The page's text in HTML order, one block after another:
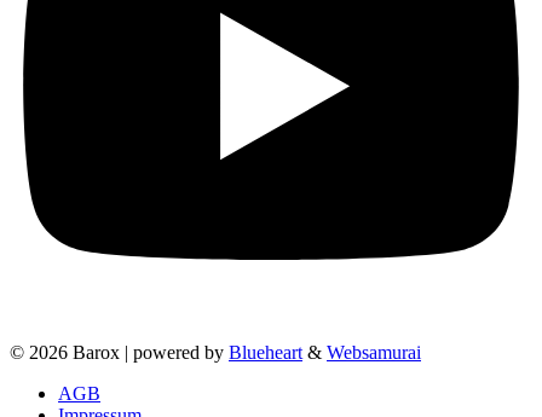
© 2026 Barox | powered by Blueheart & Websamurai
AGB